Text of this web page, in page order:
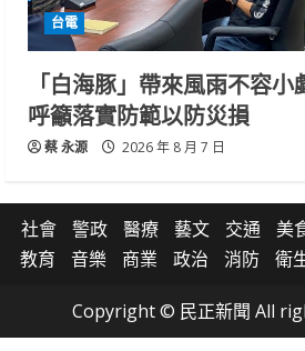
台電
「白海豚」帶來風雨不容
呼籲落實防範以防災損
蔡 永源 2026 年 8 月 7 日
社會 警政 醫療 藝文 交通 美
教育
音樂 商業 政治 消防 衛
Copyright © 民正新聞 All